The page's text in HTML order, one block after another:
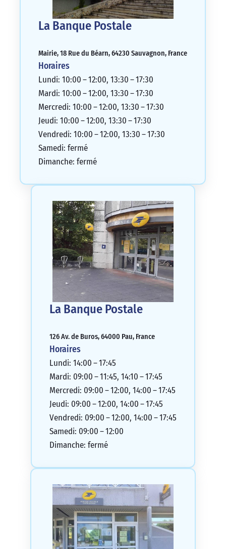
La Banque Postale
Mairie, 18 Rue du Béarn, 64230 Sauvagnon, France
Horaires
Lundi: 10:00 – 12:00, 13:30 – 17:30
Mardi: 10:00 – 12:00, 13:30 – 17:30
Mercredi: 10:00 – 12:00, 13:30 – 17:30
Jeudi: 10:00 – 12:00, 13:30 – 17:30
Vendredi: 10:00 – 12:00, 13:30 – 17:30
Samedi: fermé
Dimanche: fermé
La Banque Postale
126 Av. de Buros, 64000 Pau, France
Horaires
Lundi: 14:00 – 17:45
Mardi: 09:00 – 11:45, 14:10 – 17:45
Mercredi: 09:00 – 12:00, 14:00 – 17:45
Jeudi: 09:00 – 12:00, 14:00 – 17:45
Vendredi: 09:00 – 12:00, 14:00 – 17:45
Samedi: 09:00 – 12:00
Dimanche: fermé